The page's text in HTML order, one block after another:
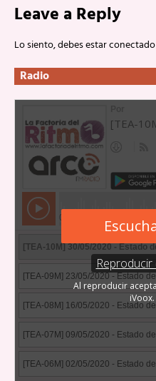
Leave a Reply
Lo siento, debes estarconectado
Radio